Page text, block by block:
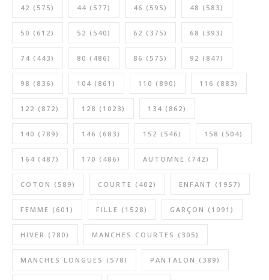
42 (575) 44 (577) 46 (595) 48 (583)
50 (612) 52 (540) 62 (375) 68 (393)
74 (443) 80 (486) 86 (575) 92 (847)
98 (836) 104 (861) 110 (890) 116 (883)
122 (872) 128 (1023) 134 (862)
140 (789) 146 (683) 152 (546) 158 (504)
164 (487) 170 (486) AUTOMNE (742)
COTON (589) COURTE (402) ENFANT (1957)
FEMME (601) FILLE (1528) GARÇON (1091)
HIVER (780) MANCHES COURTES (305)
MANCHES LONGUES (578) PANTALON (389)